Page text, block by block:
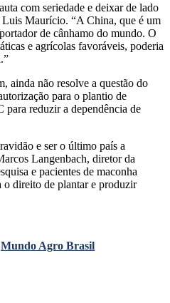
com seriedade e deixar de lado
Luis Maurício. “A China, que é um
de cânhamo do mundo. O
e agrícolas favoráveis, poderia
ainda não resolve a questão do
para o plantio de
para reduzir a dependência de
e ser o último país a
Langenbach, diretor da
e pacientes de maconha
o direito de plantar e produzir
Mundo Agro Brasil